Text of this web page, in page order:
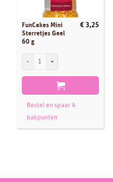
FunCakes Mini
Sterretjes Geel
60 g
€ 3,25
FunCakes Mini Sterretjes Geel 60 g
Bestel en spaar 4
bakpunten